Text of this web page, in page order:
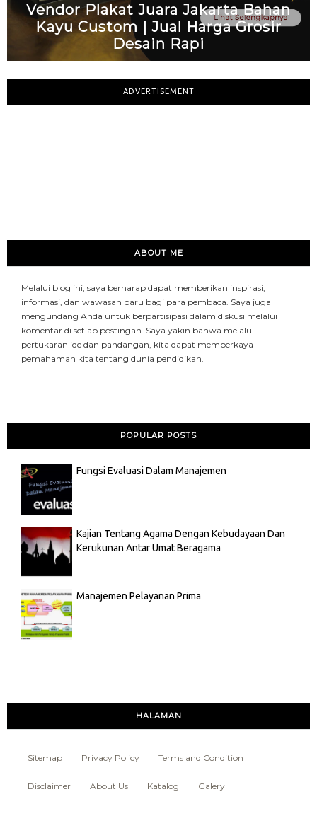
Vendor Plakat Juara Jakarta Bahan
Kayu Custom | Jual Harga Grosir
Desain Rapi
ADVERTISEMENT
ABOUT ME
Melalui blog ini, saya berharap dapat memberikan inspirasi,
informasi, dan wawasan baru bagi para pembaca. Saya juga
mengundang Anda untuk berpartisipasi dalam diskusi melalui
komentar di setiap postingan. Saya yakin bahwa melalui
pertukaran ide dan pandangan, kita dapat memperkaya
pemahaman kita tentang dunia pendidikan.
POPULAR POSTS
Fungsi Evaluasi Dalam Manajemen
Kajian Tentang Agama Dengan Kebudayaan Dan
Kerukunan Antar Umat Beragama
Manajemen Pelayanan Prima
HALAMAN
Sitemap Privacy Policy Terms and Condition
Disclaimer About Us Katalog Galery